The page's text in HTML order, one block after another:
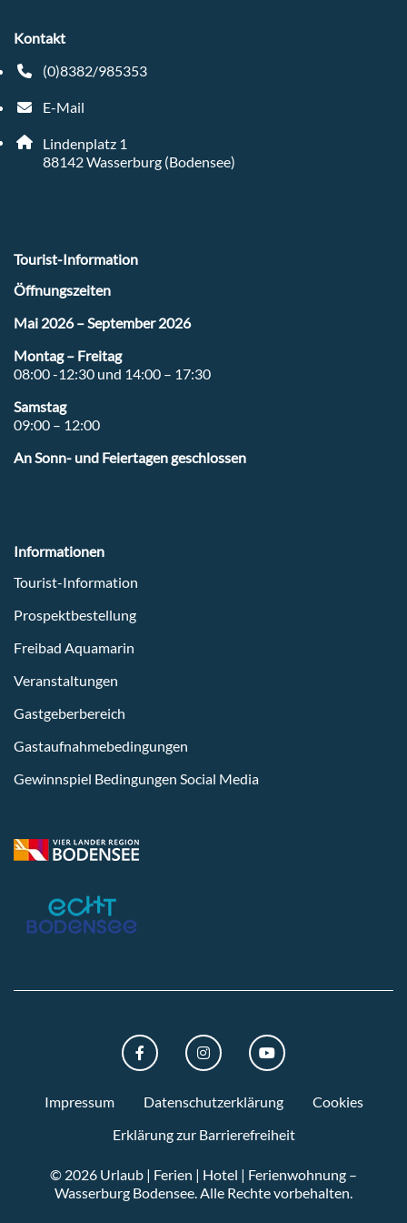
Kontakt
(0)8382/985353
Telefonnummer: 4 9 8 3 8 2 9 8 5 3 5 3
E-Mail
E-Mail Adresse: tourist-info@wasserburg-bodensee.de
Adresse:
Lindenplatz 1
88142, 8 8 1 4 2
Wasserburg (Bodensee)
Tourist-Information
Öffnungszeiten
Mai 2026 – September 2026
Montag – Freitag
08:00 -12:30 und 14:00 – 17:30
Samstag
09:00 – 12:00
An Sonn- und Feiertagen geschlossen
Informationen
Tourist-Information
Prospektbestellung
Freibad Aquamarin
Veranstaltungen
Gastgeberbereich
Gastaufnahmebedingungen
Gewinnspiel Bedingungen Social Media
FACEBOOKINSTAGRAMYOUTUBE
Impressum Datenschutzerklärung
Cookies
Erklärung zur Barrierefreiheit
© 2026 Urlaub | Ferien | Hotel | Ferienwohnung –
Wasserburg Bodensee.Alle Rechte vorbehalten.